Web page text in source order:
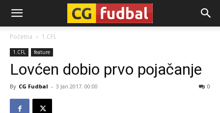
CG-
Fudbal
Početna 1.CFL
1.CFL feature
Lovćen dobio prvo pojačanje
By CG Fudbal - 3 Jan 2017. 00:00 0